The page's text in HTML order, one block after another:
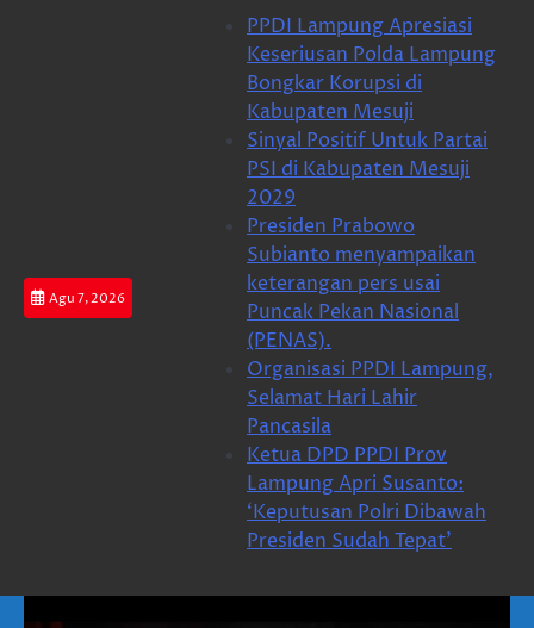
Agu 7, 2026
PPDI Lampung Apresiasi
Keseriusan Polda Lampung
Bongkar Korupsi di
Kabupaten Mesuji
Sinyal Positif Untuk Partai
PSI di Kabupaten Mesuji
2029
Presiden Prabowo
Subianto menyampaikan
keterangan pers usai
Puncak Pekan Nasional
(PENAS).
Organisasi PPDI Lampung,
Selamat Hari Lahir
Pancasila
Ketua DPD PPDI Prov
Lampung Apri Susanto:
‘Keputusan Polri Dibawah
Presiden Sudah Tepat’